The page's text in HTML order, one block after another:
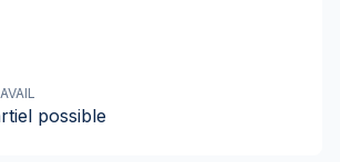
possible